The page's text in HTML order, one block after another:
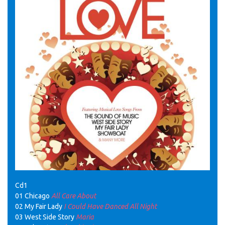
Cd1
01 Chicago All Care About
02 My Fair Lady I Could Have Danced All Night
03 West Side Story Maria